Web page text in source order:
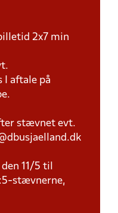
2x7 min
I aftale på
stævnet evt.
11/5 til
stævnerne,